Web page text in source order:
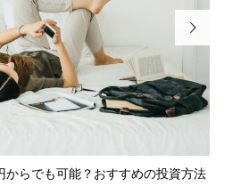
らでも可能？おすすめの投資方法
